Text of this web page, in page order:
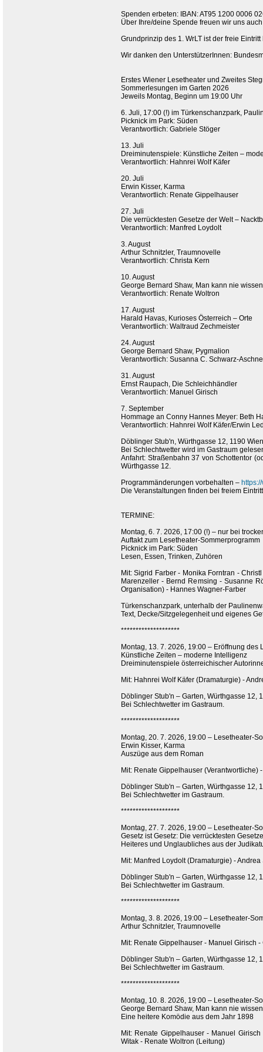
Spenden erbeten: IBAN: AT95 1200 0006
Über Ihre/deine Spende freuen wir uns
Grundprinzip des 1. WrLT ist der freie
Wir danken den UnterstützerInnen:
Erstes Wiener Lesetheater und Zweites
Sommerlesungen im Garten 2026
Jeweils Montag, Beginn um 19:00 Uhr
6. Juli, 17:00 (!) im Türkenschanzpark,
Picknick im Park: Süden
Verantwortlich: Gabriele Stöger
13. Juli
Dreiminutenspiele: Künstliche Zeiten –
Verantwortlich: Hahnrei Wolf Käfer
20. Juli
Erwin Kisser, Karma
Verantwortlich: Renate Gippelhauser
27. Juli
Die verrücktesten Gesetze der Welt –
Verantwortlich: Manfred Loydolt
3. August
Arthur Schnitzler, Traumnovelle
Verantwortlich: Christa Kern
10. August
George Bernard Shaw, Man kann nie wissen
Verantwortlich: Renate Woltron
17. August
Harald Havas, Kurioses Österreich – Orte
Verantwortlich: Waltraud Zechmeister
24. August
George Bernard Shaw, Pygmalion
Verantwortlich: Susanna C. Schwarz-
31. August
Ernst Raupach, Die Schleichhändler
Verantwortlich: Manuel Girisch
7. September
Hommage an Conny Hannes Meyer: Beth
Verantwortlich: Hahnrei Wolf Käfer/Erwin
Döblinger Stub'n, Würthgasse 12, 1190 Wien
Bei Schlechtwetter wird im Gastraum
Anfahrt: Straßenbahn 37 von Schottentor
Würthgasse 12.
Programmänderungen vorbehalten –
Die Veranstaltungen finden bei freiem
TERMINE:
Montag, 6. 7. 2026, 17:00 (!) – nur bei
Auftakt zum Lesetheater-Sommerprogramm
Picknick im Park: Süden
Lesen, Essen, Trinken, Zuhören
Mit: Sigrid Farber - Monika Forntran -
Marenzeller - Bernd Remsing - Susanne
Organisation) - Hannes Wagner-Farber
Türkenschanzpark, unterhalb der
Text, Decke/Sitzgelegenheit und eigenes
********************
Montag, 13. 7. 2026, 19:00 – Eröffnung des
Künstliche Zeiten – moderne Intelligenz
Dreiminutenspiele österreichischer
Mit: Hahnrei Wolf Käfer (Dramaturgie) -
Döblinger Stub'n – Garten, Würthgasse 12,
Bei Schlechtwetter im Gastraum.
********************
Montag, 20. 7. 2026, 19:00 – Lesetheater-
Erwin Kisser, Karma
Auszüge aus dem Roman
Mit: Renate Gippelhauser
Döblinger Stub'n – Garten, Würthgasse 12,
Bei Schlechtwetter im Gastraum.
********************
Montag, 27. 7. 2026, 19:00 – Lesetheater-
Gesetz ist Gesetz: Die verrücktesten
Heiteres und Unglaubliches aus der
Mit: Manfred Loydolt (Dramaturgie) - Andrea
Döblinger Stub'n – Garten, Würthgasse 12,
Bei Schlechtwetter im Gastraum.
********************
Montag, 3. 8. 2026, 19:00 – Lesetheater-
Arthur Schnitzler, Traumnovelle
Mit: Renate Gippelhauser - Manuel Girisch
Döblinger Stub'n – Garten, Würthgasse 12,
Bei Schlechtwetter im Gastraum.
********************
Montag, 10. 8. 2026, 19:00 – Lesetheater-
George Bernard Shaw, Man kann nie wissen
Eine heitere Komödie aus dem Jahr 1898
Mit: Renate Gippelhauser - Manuel
Witak - Renate Woltron (Leitung)